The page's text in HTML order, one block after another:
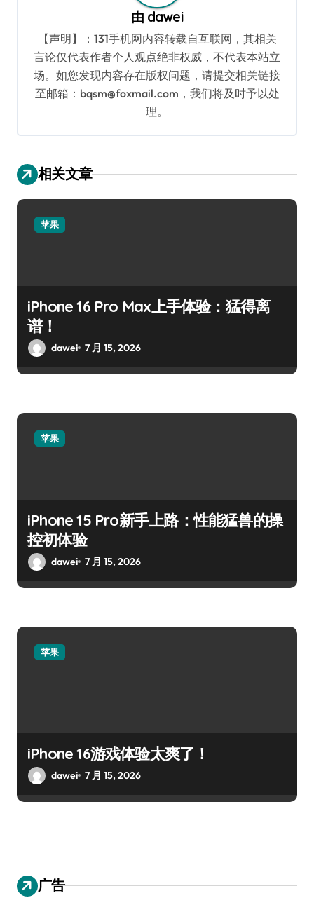
由 dawei
【声明】：131手机网内容转载自互联网，其相关
言论仅代表作者个人观点绝非权威，不代表本站立
场。如您发现内容存在版权问题，请提交相关链接
至邮箱：bqsm@foxmail.com，我们将及时予以处
理。
相关文章
苹果
iPhone 16 Pro Max上手体验：猛得离
谱！
dawei 7 月 15, 2026
苹果
iPhone 15 Pro新手上路：性能猛兽的操
控初体验
dawei 7 月 15, 2026
苹果
iPhone 16游戏体验太爽了！
dawei 7 月 15, 2026
广告